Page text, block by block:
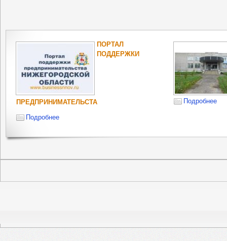
ПОРТАЛ
ПОДДЕРЖКИ
ПРЕДПРИНИМАТЕЛЬСТА
Подробнее
Подробнее